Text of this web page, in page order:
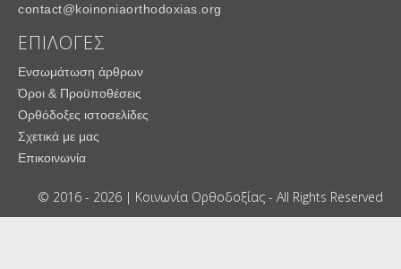
contact@koinoniaorthodoxias.org
ΕΠΙΛΟΓΕΣ
Ενσωμάτωση άρθρων
Όροι & Προϋποθέσεις
Ορθόδοξες ιστοσελίδες
Σχετικά με μας
Επικοινωνία
© 2016 - 2026 | Κοινωνία Ορθοδοξίας - All Rights Reserved